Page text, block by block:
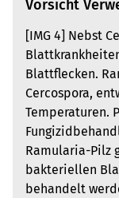
Vorsicht
[IMG 4] Nebst
Blattflecken.
Cercospora,
Temperaturen.
Ramularia-Pilz
bakteriellen
behandelt